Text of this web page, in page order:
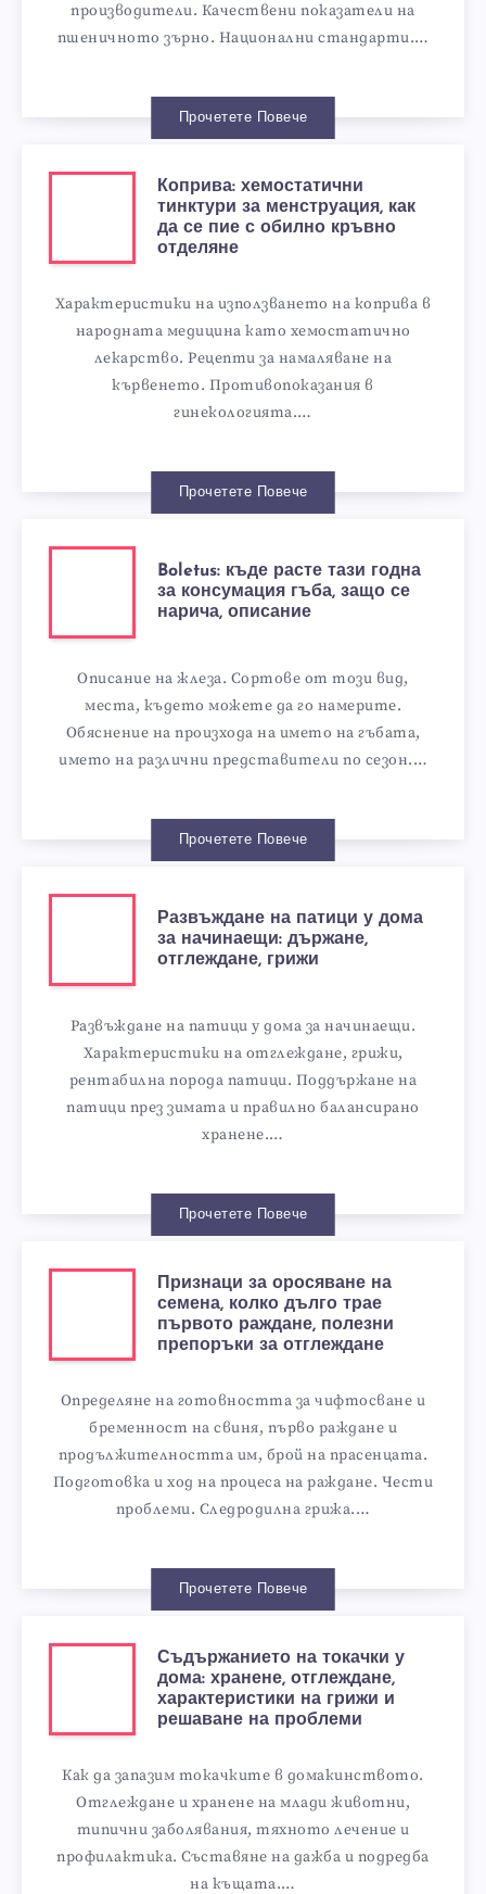
производители. Качествени показатели на
пшеничното зърно. Национални стандарти.…
Прочетете Повече
Коприва: хемостатични
тинктури за менструация, как
да се пие с обилно кръвно
отделяне
Характеристики на използването на коприва в
народната медицина като хемостатично
лекарство. Рецепти за намаляване на
кървенето. Противопоказания в
гинекологията.…
Прочетете Повече
Boletus: къде расте тази годна
за консумация гъба, защо се
нарича, описание
Описание на жлеза. Сортове от този вид,
места, където можете да го намерите.
Обяснение на произхода на името на гъбата,
името на различни представители по сезон.…
Прочетете Повече
Развъждане на патици у дома
за начинаещи: държане,
отглеждане, грижи
Развъждане на патици у дома за начинаещи.
Характеристики на отглеждане, грижи,
рентабилна порода патици. Поддържане на
патици през зимата и правилно балансирано
хранене.…
Прочетете Повече
Признаци за оросяване на
семена, колко дълго трае
първото раждане, полезни
препоръки за отглеждане
Определяне на готовността за чифтосване и
бременност на свиня, първо раждане и
продължителността им, брой на прасенцата.
Подготовка и ход на процеса на раждане. Чести
проблеми. Следродилна грижа.…
Прочетете Повече
Съдържанието на токачки у
дома: хранене, отглеждане,
характеристики на грижи и
решаване на проблеми
Как да запазим токачките в домакинството.
Отглеждане и хранене на млади животни,
типични заболявания, тяхното лечение и
профилактика. Съставяне на дажба и подредба
на къщата.…